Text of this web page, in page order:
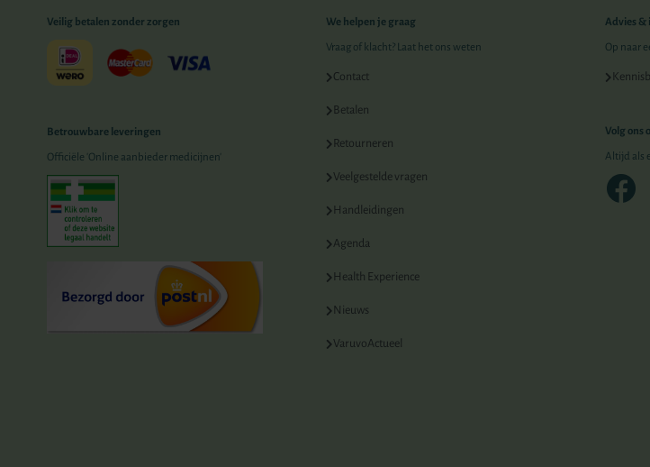
Veilig betalen zonder zorgen
Betrouwbare leveringen
Officiële 'Online aanbieder medicijnen'
We helpen je graag
Vraag of klacht? Laat het ons weten
Contact
Betalen
Retourneren
Veelgestelde vragen
Handleidingen
Agenda
Health Experience
Nieuws
VaruvoActueel
Advies &
Op naar
Volg ons
Altijd als